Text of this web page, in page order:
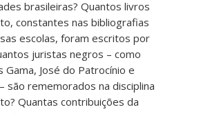
brasileiras? Quantos livros
constantes nas bibliografias
escolas, foram escritos por
ju­ristas negros – como
José do Patrocínio e
são rememorados na disciplina
Quantas con­tribuições da